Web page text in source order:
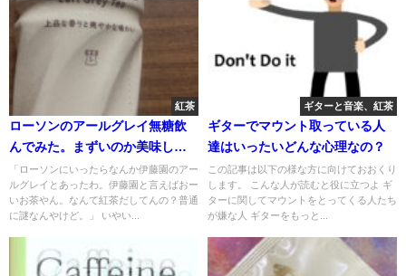
紅茶
ローソンのアールグレイ無糖飲
んでみた。まずいのか美味しい
のか検証
「ローソンにいったらなんか伊藤園のアー
ルグレイとあったわ。伊藤園と言えばおー
いお茶やん。なんて紅茶だしてんの？普通
に謎なんやけど。」 いやい...
ギターと音楽、紅茶
ギターでマウント取っている人
達はいったいどんな心理なの？
この記事は以下の様な方に向けておおくり
します。 こんな人が読むと役に立つよ ギ
ターに関してマウントをとってくる人たち
が嫌な人 ギターをもっと...